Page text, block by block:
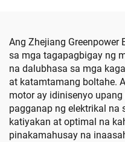
Ang Zhejiang Greenpower
sa mga tagapagbigay ng
na dalubhasa sa mga
at katamtamang boltahe.
motor ay idinisenyo
pagganap ng elektrikal na
katiyakan at optimal na
pinakamahusay na